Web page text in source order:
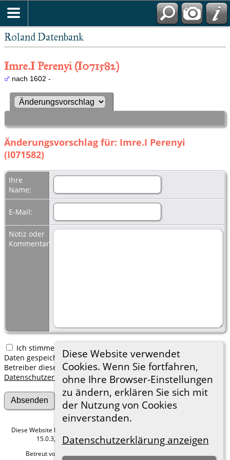
Roland Datenbank
Diese Website verwendet
Cookies. Wenn Sie fortfahren,
ohne Ihre Browser-Einstellungen
zu ändern, erklären Sie sich mit
der Nutzung von Cookies
einverstanden.
Datenschutzerklärung anzeigen
Imre.I Perenyi (I071582)
nach 1602 -
Änderungsvorschlag für: Imre.I Perenyi
(I071582)
Ihre
Name:
E-Mail:
Notiz oder
Kommentar:
Ich stimme zu, dass meine hier erfassten persönlichen
Daten gespeichert werden. Ich verstehe, dass ich jederzeit den
Betreiber dieser Website bitten kann, diese Daten zu löschen.
Datenschutzerklärung
Diese Website läuft mit
15.0.3, programmiert von Darrin Lythgoe © 2001-2026.
Betreut von